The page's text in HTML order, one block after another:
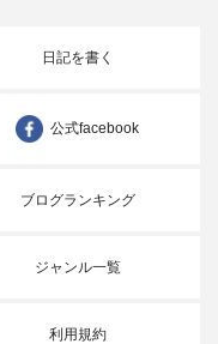
日記を書く
公式facebook
ブログランキング
ジャンル一覧
利用規約